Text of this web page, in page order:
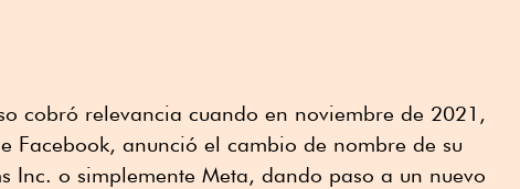
cobró relevancia cuando en noviembre de 2021,
Facebook, anunció el cambio de nombre de su
Inc. o simplemente Meta, dando paso a un nuevo